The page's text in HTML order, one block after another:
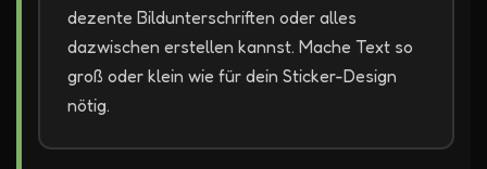
dezente Bildunterschriften oder alles
dazwischen erstellen kannst. Mache Text so
groß oder klein wie für dein Sticker-Design
nötig.